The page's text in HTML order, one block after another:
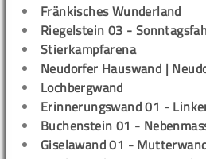
Fränkisches Wunderland
Riegelstein 03 -
Stierkampfarena
Neudorfer Hauswand |
Lochbergwand
Erinnerungswand 01 -
Buchenstein 01 -
Giselawand 01 -